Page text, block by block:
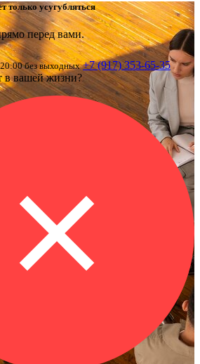
только усугубляться
перед вами.
без выходных +7 (917) 353-65-35
в вашей жизни?